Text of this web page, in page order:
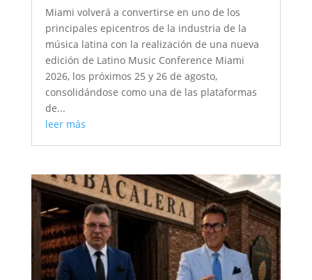
Miami volverá a convertirse en uno de los
principales epicentros de la industria de la
música latina con la realización de una nueva
edición de Latino Music Conference Miami
2026, los próximos 25 y 26 de agosto,
consolidándose como una de las plataformas
de...
leer más